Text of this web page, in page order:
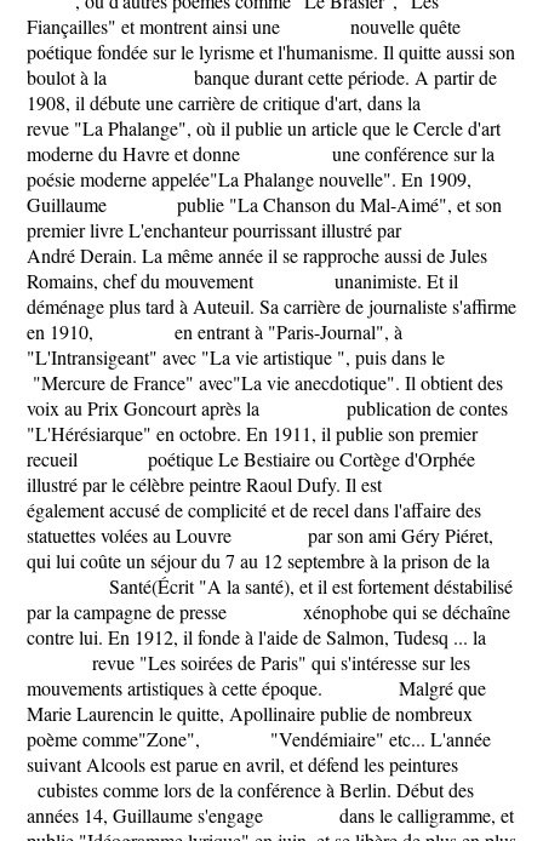
Fiançailles" et montrent ainsi une nouvelle quête
poétique fondée sur le lyrisme et l'humanisme. Il quitte aussi son
boulot à la banque durant cette période. A partir de
1908, il débute une carrière de critique d'art, dans la
revue "La Phalange", où il publie un article que le Cercle d'art
moderne du Havre et donne une conférence sur la
poésie moderne appelée​"La Phalange nouvelle"​. En 1909,
Guillaume publie ​"La Chanson du Mal-Aimé"​, et son
premier livre ​L'enchanteur pourrissant illustré par
André Derain. La même année il se rapproche aussi de Jules
Romains, chef du mouvement unanimiste. Et il
déménage plus tard à Auteuil. Sa carrière de journaliste s'affirme
en 1910, en entrant à "Paris-Journal", à
"L'Intransigeant" avec ​"La vie artistique "​, puis dans le
"Mercure de France" avec​"La vie anecdotique"​. Il obtient des
voix au Prix Goncourt après la publication de contes ​
"L'Hérésiarque" en octobre. En 1911, il publie son premier
recueil poétique ​Le Bestiaire ou Cortège d'Orphée
illustré par le célèbre peintre Raoul Dufy. Il est
également accusé de complicité et de recel dans l'affaire des
statuettes volées au Louvre par son ami Géry Piéret,
qui lui coûte un séjour du 7 au 12 septembre à la prison de la
Santé(Écrit ​"A la santé​), et il est fortement déstabilisé
par la campagne de presse xénophobe qui se déchaîne
contre lui. En 1912, il fonde à l'aide de Salmon, Tudesq ... la
revue "Les soirées de Paris" qui s'intéresse sur les
mouvements artistiques à cette époque. Malgré que
Marie Laurencin le quitte, Apollinaire publie de nombreux
poème comme​"Zone"​, "Vendémiaire" etc... L'année
suivant ​Alcools est parue en avril, et défend les peintures
cubistes comme lors de la conférence à Berlin. Début des
années 14, Guillaume s'engage dans le calligramme, et